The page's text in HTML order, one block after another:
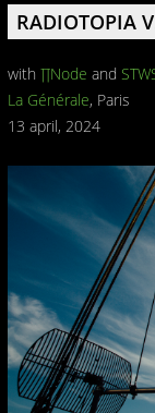
RADIOTOPIA
with ∏Node and
La Générale, Paris
13 april, 2024